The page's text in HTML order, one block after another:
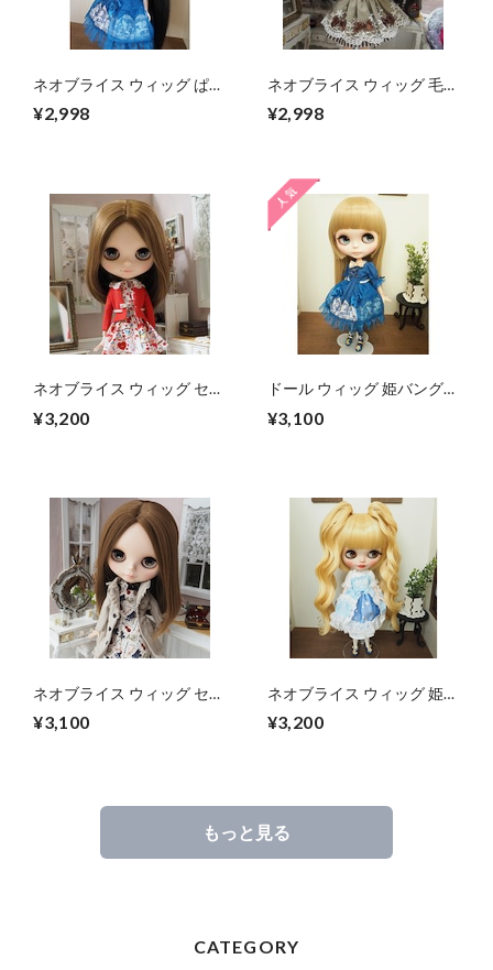
ネオブライス ウィッグ ぱっ
10インチ/ドール
¥2,998
ネオブライス ウィッグ 毛先
ク 10インチ/ドール Blythe
¥2,998
ネオブライス ウィッグ セン
ンチ/ドール Blythe
¥3,200
ドール ウィッグ 姫バングス
チ ネオブライス
¥3,100
ネオブライス ウィッグ セン
ンチ/ドール Blythe
¥3,100
ネオブライス ウィッグ 姫バ
ンド 10インチ/ドール
¥3,200
もっと見る
CATEGORY